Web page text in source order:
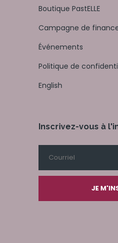
Boutique PastELLE
Campagne de
Événements
Politique de
English
Inscrivez-vous à
JE